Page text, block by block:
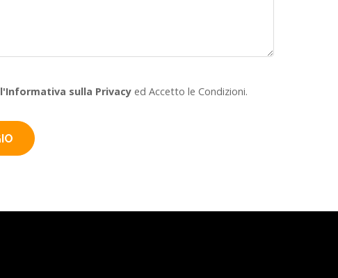
l'Informativa sulla Privacy ed Accetto le Condizioni.